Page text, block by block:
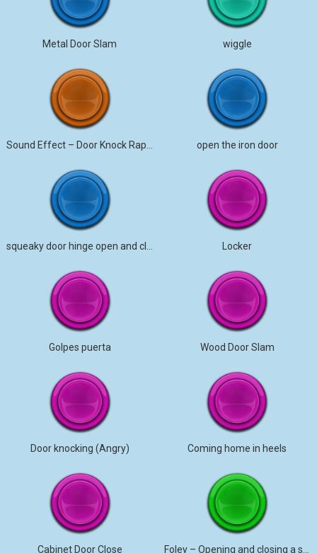
Metal Door Slam wiggle
open the iron door
Locker
Golpes puerta Wood Door Slam
Door knocking (Angry) Coming home in heels
Cabinet Door Close